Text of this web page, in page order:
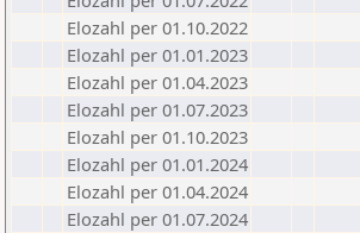
Elozahl per 01.10.2022
Elozahl per 01.01.2023
Elozahl per 01.04.2023
Elozahl per 01.07.2023
Elozahl per 01.10.2023
Elozahl per 01.01.2024
Elozahl per 01.04.2024
Elozahl per 01.07.2024